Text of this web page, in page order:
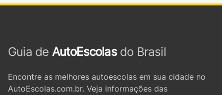
Guia de AutoEscolasdo Brasil
Encontre as melhores autoescolas em sua cidade no
AutoEscolas.com.br. Veja informações das